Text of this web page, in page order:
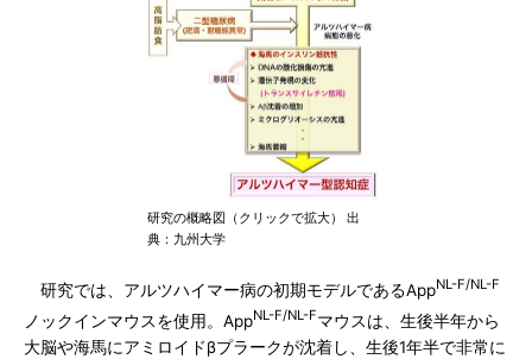
研究の概略図（クリックで拡大） 出
典：九州大学
研究では、アルツハイマー病の初期モデルであるAppNL-F/NL-F
ノックインマウスを使用。AppNL-F/NL-Fマウスは、生後半年から
大脳や海馬にアミロイドβプラークが沈着し、生後1年半で非常に